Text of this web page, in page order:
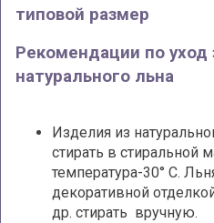
типовой размер
Рекомендации по уход
натурального льна
Изделия из
стирать в
температура-30° С.
декоративной
др. стирать вручную.